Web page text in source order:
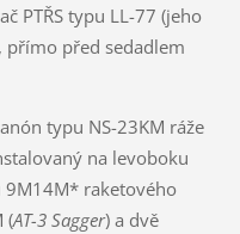
PTŘS typu LL-77 (jeho
přímo před sedadlem
typu NS-23KM ráže
na levoboku
9M14M* raketového
(AT-3 Sagger) a dvě